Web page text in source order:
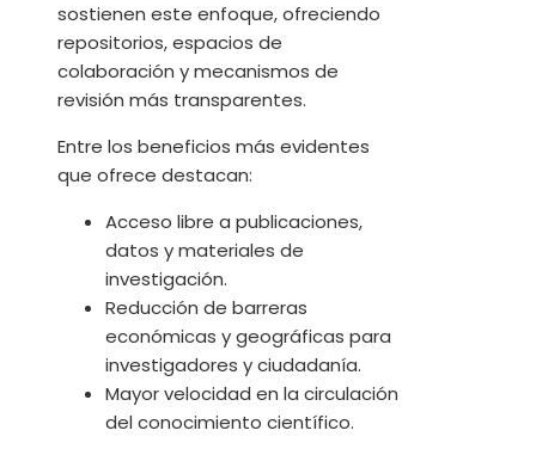
sostienen este enfoque, ofreciendo
repositorios, espacios de
colaboración y mecanismos de
revisión más transparentes.
Entre los beneficios más evidentes
que ofrece destacan:
Acceso libre a publicaciones,
datos y materiales de
investigación.
Reducción de barreras
económicas y geográficas para
investigadores y ciudadanía.
Mayor velocidad en la circulación
del conocimiento científico.